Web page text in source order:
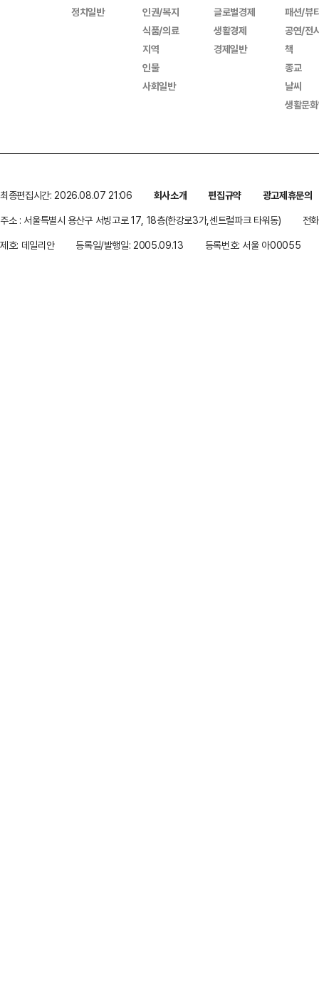
정치일반
인권/복지
식품/의료
지역
인물
사회일반
글로벌경제
생활경제
경제일반
패션/뷰
공연/전
책
종교
날씨
생활문
최종편집시간: 2026.08.07 21:06 회사소개 편집규약
광고제휴문의
주소 : 서울특별시 용산구 서빙고로 17, 18층(한강로3가,센트럴파크 타워동)
전
제호: 데일리안
등록일/발행일: 2005.09.13 등록번호: 서울 아00055